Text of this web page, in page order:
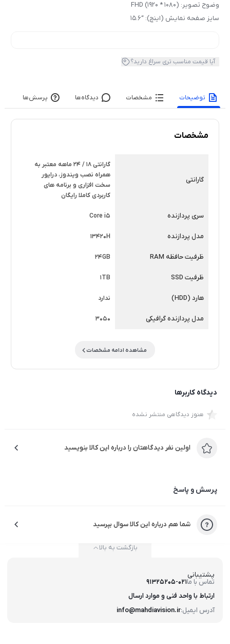
وضوح تصویر: FHD (1920 * 1080)
سایز صفحه نمایش (اینچ): “15.6
آیا قیمت مناسب تری سراغ دارید؟
توضیحات مشخصات دیدگاه‌ها پرسش‌ها
مشخصات
گارانتی
گارانتی 18 / 24 ماهه معتبر به
همراه نصب ویندوز، درایور
سخت افزاری و برنامه های
کاربردی کاملا رایگان
سری پردازنده Core i5
مدل پردازنده 13420H
ظرفیت حافظه RAM 24GB
ظرفیت SSD 1TB
هارد (HDD) ندارد
مدل پردازنده گرافیکی 3050
مشاهده ادامه مشخصات
دیدگاه کاربرها
هنوز دیدگاهی منتشر نشده
اولین نفر دیدگاهتان را درباره این کالا بنویسید
پرسش و پاسخ
شما هم درباره این کالا سوال بپرسید
پشتیبانی
تماس با ما91325205-021
آدرس ایمیل:info@mahdiavision.ir
ارتباط با واحد فنی و موارد ارسال
بازگشت به بالا